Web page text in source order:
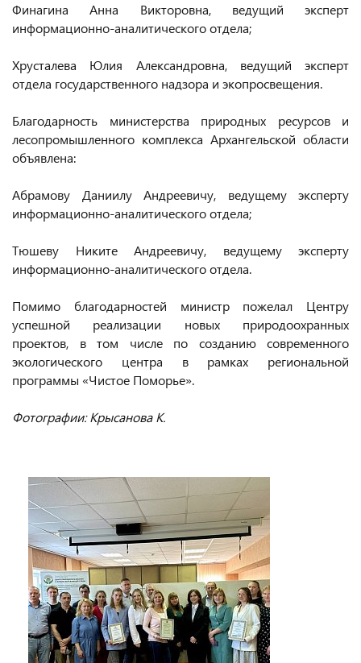
Финагина Анна Викторовна, ведущий эксперт
информационно-аналитического отдела;
Хрусталева Юлия Александровна, ведущий эксперт
отдела государственного надзора и экопросвещения.
Благодарность министерства природных ресурсов и
лесопромышленного комплекса Архангельской области
объявлена:
Абрамову Даниилу Андреевичу, ведущему эксперту
информационно-аналитического отдела;
Тюшеву Никите Андреевичу, ведущему эксперту
информационно-аналитического отдела.
Помимо благодарностей министр пожелал Центру
успешной реализации новых природоохранных
проектов, в том числе по созданию современного
экологического центра в рамках региональной
программы «Чистое Поморье».
Фотографии: Крысанова К.